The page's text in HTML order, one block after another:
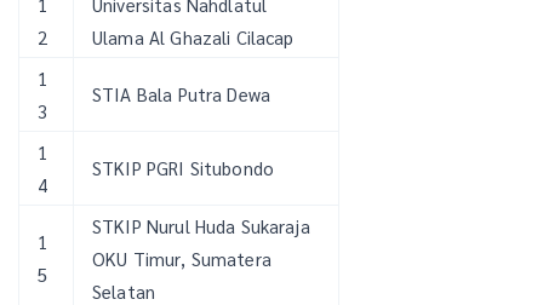
1
2
Universitas Nahdlatul
Ulama Al Ghazali Cilacap
1
3
STIA Bala Putra Dewa
1
4
STKIP PGRI Situbondo
1
5
STKIP Nurul Huda Sukaraja
OKU Timur, Sumatera
Selatan